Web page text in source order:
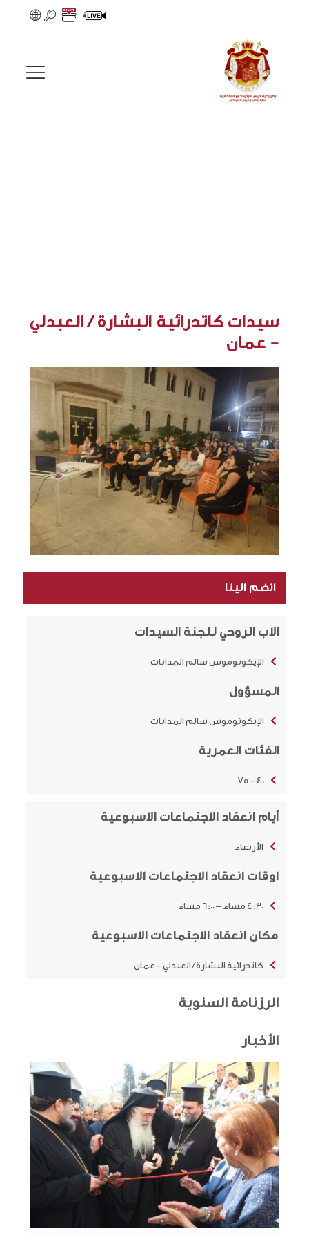
سيدات كاتدرائية البشارة / العبدلي
- عمان
انضم الينا
الاب الروحي للجنة السيدات
الإيكونوموس سالم المدانات
المسؤول
الإيكونوموس سالم المدانات
الفئات العمرية
40 - 75
أيام انعقاد الاجتماعات الاسبوعية
الأربعاء
اوقات انعقاد الاجتماعات الاسبوعية
4:30 مساء – 6:00 مساء
مكان انعقاد الاجتماعات الاسبوعية
كاتدرائية البشارة / العبدلي - عمان
الرزنامة السنوية
الأخبار